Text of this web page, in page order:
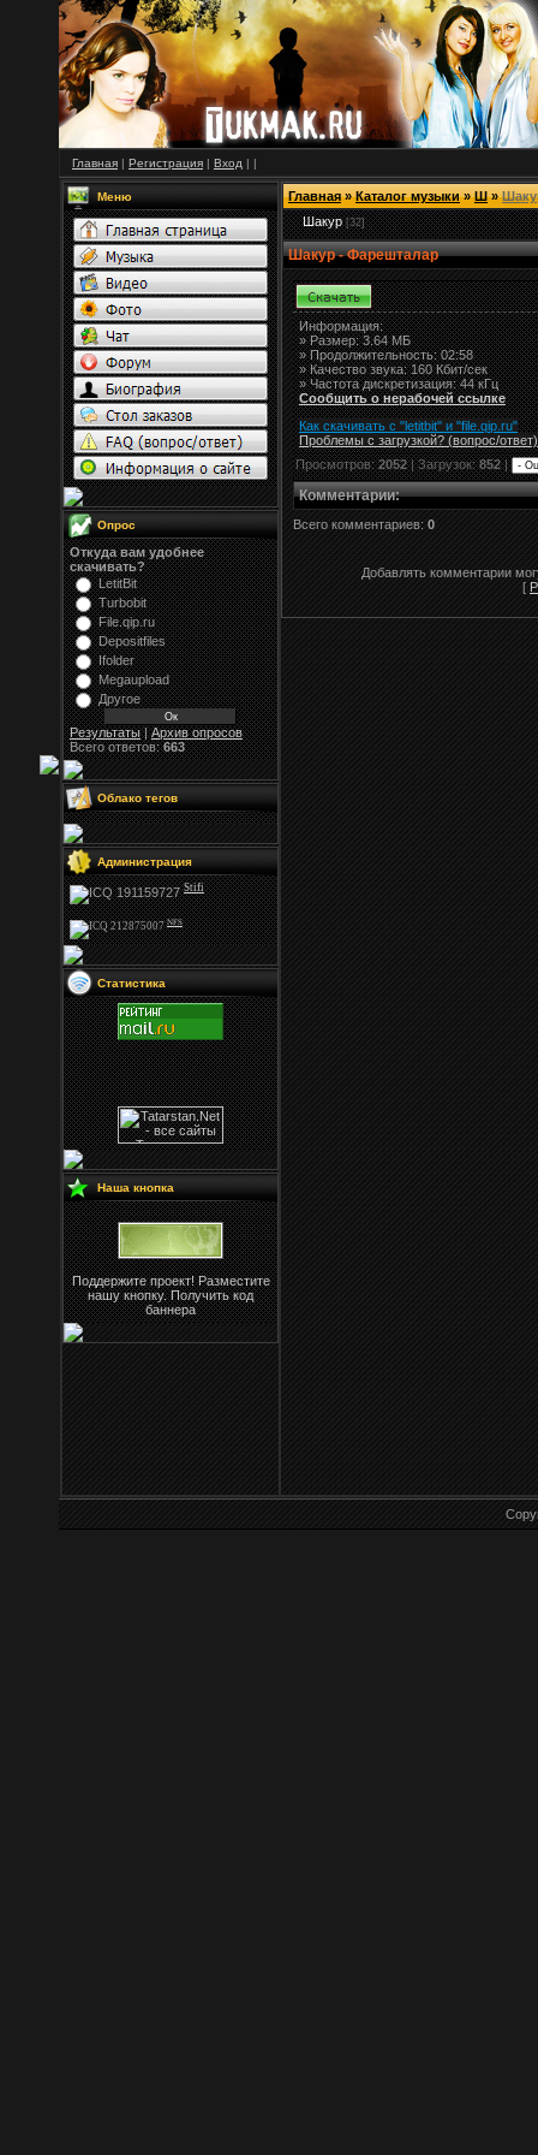
Главная | Регистрация | Вход | |
Меню
Опрос
Откуда вам удобнее
скачивать?
LetitBit
Turbobit
File.qip.ru
Depositfiles
Ifolder
Megaupload
Другое
Результаты|Архив опросов
Всего ответов:663
Облако тегов
Администрация
Stifi
NFS
Статистика
Наша кнопка
Поддержите проект! Разместите
нашу кнопку. Получить код
баннера
Главная»Каталог музыки»Ш»
Шакур [32]
Шакур - Фарешталар
Информация:
»Размер:3.64 МБ
» Продолжительность: 02:58
» Качество звука: 160 Кбит/сек
» Частота дискретизация: 44 кГц
Сообщить о нерабочей ссылке
Как скачивать с "letitbit" и "file.qip.ru"
Проблемы с загрузкой? (вопрос/ответ)
Просмотров:2052| Загрузок:852|
Комментарии:
Всего комментариев: 0
Добавлять комментарии
[